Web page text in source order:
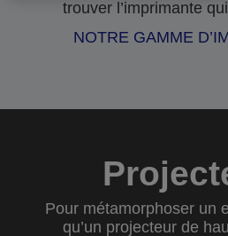
trouver l’imprimante
NOTRE GAMME
Pour métamorphoser un
qu’un projecteur de